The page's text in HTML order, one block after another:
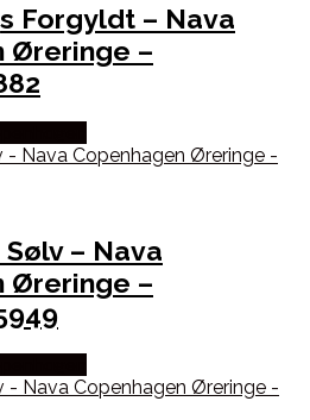
Forgyldt – Nava
Øreringe –
– Nava
Øreringe –